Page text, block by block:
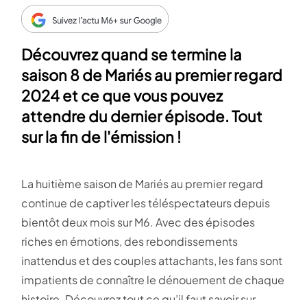
Découvrez quand se termine la
saison 8 de Mariés au premier regard
2024 et ce que vous pouvez
attendre du dernier épisode. Tout
sur la fin de l'émission !
La huitième saison de Mariés au premier regard
continue de captiver les téléspectateurs depuis
bientôt deux mois sur M6. Avec des épisodes
riches en émotions, des rebondissements
inattendus et des couples attachants, les fans sont
impatients de connaître le dénouement de chaque